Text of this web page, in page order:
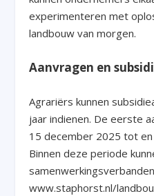
experimenteren met
landbouw van morgen.
Aanvragen en
Agrariërs kunnen
jaar indienen. De eerste
15 december 2025 tot
Binnen deze periode
www.staphorst.nl/